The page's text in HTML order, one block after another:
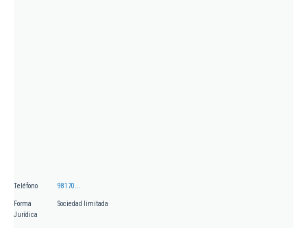
Teléfono 98170...
Forma
Jurídica
Sociedad limitada